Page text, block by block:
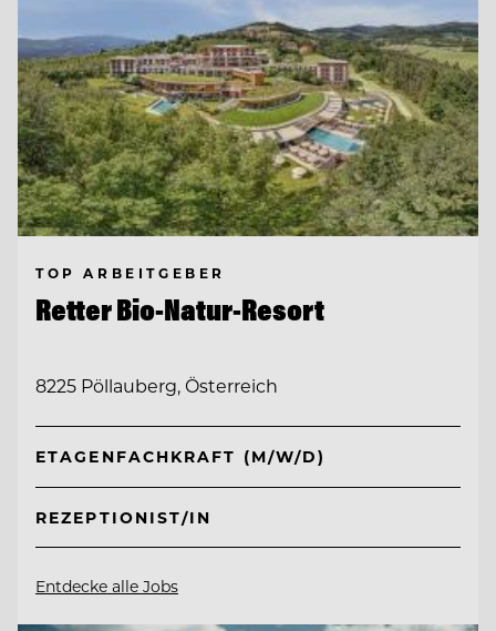
TOP ARBEITGEBER
Retter Bio-Natur-Resort
8225 Pöllauberg, Österreich
ETAGENFACHKRAFT (M/W/D)
REZEPTIONIST/IN
Entdecke alle Jobs